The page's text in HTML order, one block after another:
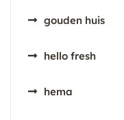
gouden huis
hello fresh
hema